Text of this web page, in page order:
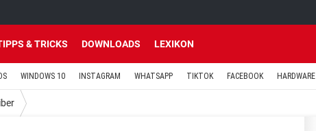
& TRICKS DOWNLOADS LEXIKON
WINDOWS 10 INSTAGRAM WHATSAPP TIKTOK FACEBOOK HARDWARE